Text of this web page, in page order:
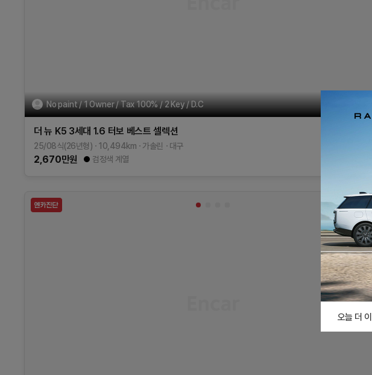
No paint / 1 Owner / Tax 100% / 2 Key / D.C
더 뉴 K5 3세대 1.6 터보 베스트 셀렉션
25/08식(26년형) 10,494km 가솔린 대구
2,670만원 검정색 계열
오늘 더